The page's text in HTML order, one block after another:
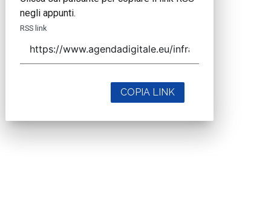
negli appunti.
RSS link
COPIA LINK